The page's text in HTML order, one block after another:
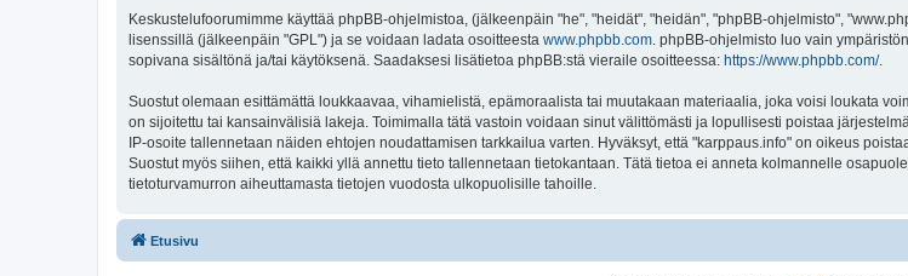
Keskustelufoorumimme käyttää phpBB-ohjelmistoa, (jälkeenpäin "he", "heidät", "heidän", "phpBB-ohjelmisto",
lisenssillä (jälkeenpäin "GPL") ja se voidaan ladata osoitteesta www.phpbb.com. phpBB-ohjelmisto luo vain
sopivana sisältönä ja/tai käytöksenä. Saadaksesi lisätietoa phpBB:stä vieraile osoitteessa: https://www.phpbb.com/.
Suostut olemaan esittämättä loukkaavaa, vihamielistä, epämoraalista tai muutakaan materiaalia, joka voisi loukata
on sijoitettu tai kansainvälisiä lakeja. Toimimalla tätä vastoin voidaan sinut välittömästi ja lopullisesti poistaa
IP-osoite tallennetaan näiden ehtojen noudattamisen tarkkailua varten. Hyväksyt, että "karppaus.info" on oikeus
Suostut myös siihen, että kaikki yllä annettu tieto tallennetaan tietokantaan. Tätä tietoa ei anneta kolmannelle
tietoturvamurron aiheuttamasta tietojen vuodosta ulkopuolisille tahoille.
Etusivu